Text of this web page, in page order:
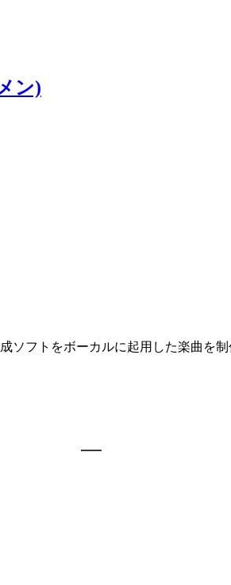
ン)
ソフトをボーカルに起用した楽曲を